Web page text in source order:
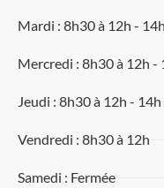
Mardi : 8h30 à 12h -
Mercredi : 8h30 à 12h -
Jeudi : 8h30 à 12h -
Vendredi : 8h30 à 12h
Samedi : Fermée